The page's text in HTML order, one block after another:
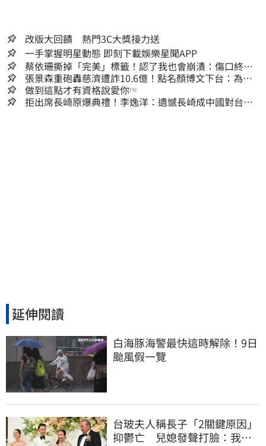
改版大回饋 熱門3C大獎接力送
一手掌握明星動態 即刻下載娛樂星聞APP
蔡依珊撕掉「完美」標籤！認了我也會崩潰：傷口終究
會癒合
張景森重砲轟慈濟遭詐10.6億！點名顏博文下台：為什
麼這麼好騙？
做到這點才有資格說愛你PR
拒出席長崎原爆典禮！李逸洋：遺憾長崎成中國對台實
延伸閱讀
白海豚海警最快這時解除！9日
颱風假一覽
台玻夫人稱長子「2關鍵原因」
抑鬱亡 兒媳發聲打臉：我從